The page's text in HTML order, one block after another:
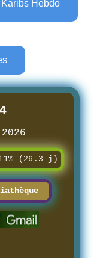
Hebdo
(26.3 j)